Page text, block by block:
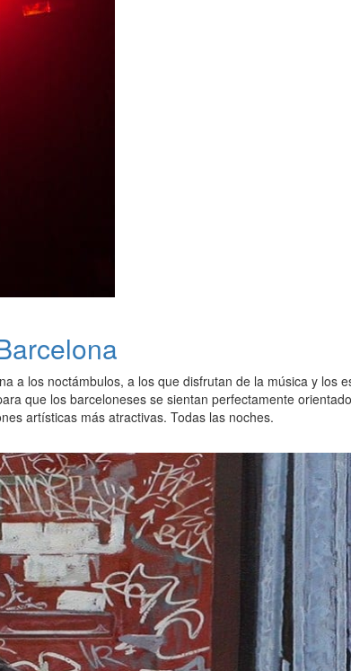
a los noctámbulos, a los que disfrutan de la música y los
que los barceloneses se sientan perfectamente
artísticas más atractivas. Todas las noches.